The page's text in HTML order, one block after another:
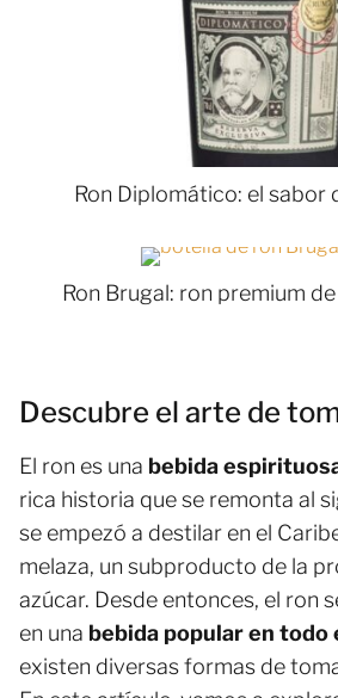
Ron Diplomático: el sabor
Ron Brugal: ron premium
Descubre el arte de
El ron es una bebida
rica historia que se remonta al
se empezó a destilar en el
melaza, un subproducto de la
azúcar. Desde entonces, el ron
en una bebida popular en todo
existen diversas formas de